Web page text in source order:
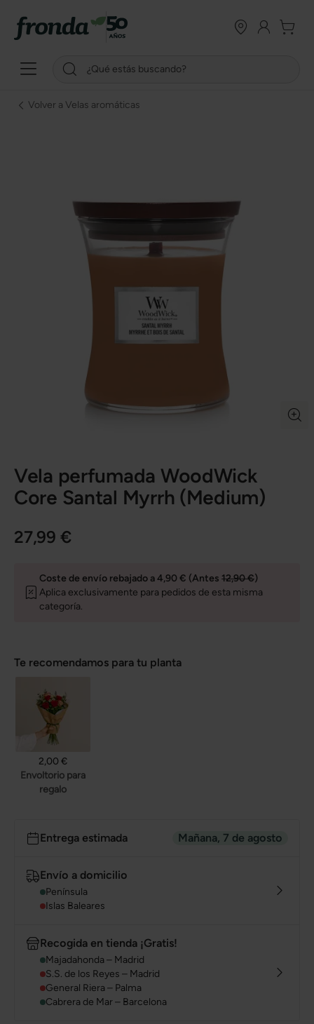
Volver a Velas aromáticas
Vela perfumada WoodWick
Core Santal Myrrh (Medium)
27,99 €
Coste de envío rebajado a 4,90 € (Antes 12,90 €)
Aplica exclusivamente para pedidos de esta misma
categoría.
Te recomendamos para tu planta
2,00 €
Envoltorio para
regalo
Entrega estimada Mañana, 7 de agosto
Envío a domicilio
Península
Islas Baleares
Recogida en tienda ¡Gratis!
Majadahonda – Madrid
S.S. de los Reyes – Madrid
General Riera – Palma
Cabrera de Mar – Barcelona